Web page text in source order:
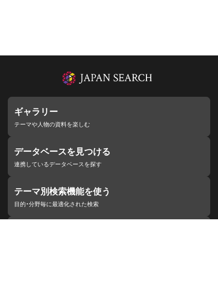
ギャラリー
テーマや人物の資料を楽しむ
データベースを見つける
連携しているデータベースを探す
テーマ別検索機能を使う
目的・分野毎に最適化された検索